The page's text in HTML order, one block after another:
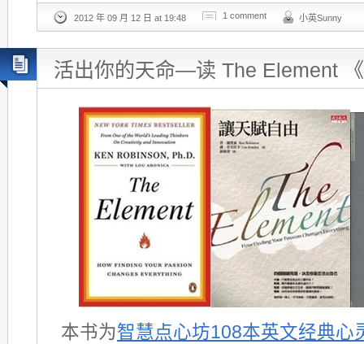
2012 年 09 月 12 日 at 19:48 1 comment 小英Sunny
活出你的天命—读 The Element
本书为智慧点心坊108本英文经典心